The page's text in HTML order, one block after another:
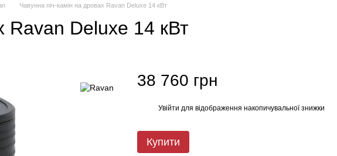
Чавунна піч-камін на дровах Ravan Deluxe 14 кВт
Ravan Deluxe 14 кВт
38 760 грн
Увійти для відображення накопичувальної знижки
Купити